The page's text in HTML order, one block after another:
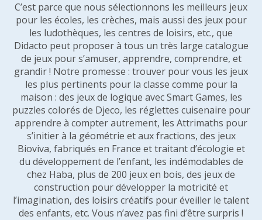
C’est parce que nous sélectionnons les meilleurs jeux
pour les écoles, les crèches, mais aussi des jeux pour
les ludothèques, les centres de loisirs, etc., que
Didacto peut proposer à tous un très large catalogue
de jeux pour s’amuser, apprendre, comprendre, et
grandir ! Notre promesse : trouver pour vous les jeux
les plus pertinents pour la classe comme pour la
maison : des jeux de logique avec Smart Games, les
puzzles colorés de Djeco, les réglettes cuisenaire pour
apprendre à compter autrement, les Attrimaths pour
s’initier à la géométrie et aux fractions, des jeux
Bioviva, fabriqués en France et traitant d’écologie et
du développement de l’enfant, les indémodables de
chez Haba, plus de 200 jeux en bois, des jeux de
construction pour développer la motricité et
l’imagination, des loisirs créatifs pour éveiller le talent
des enfants, etc. Vous n’avez pas fini d’être surpris !